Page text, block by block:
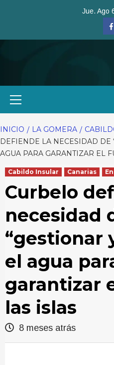
Jue. Ago
INICIO LA GOMERA
DEFIENDE LA NECESIDAD DE
AGUA PARA GARANTIZAR EL
Cabildo Insular Canarias
Curbelo
necesidad
“gestionar
el agua
garantizar
las islas
8 meses atrás